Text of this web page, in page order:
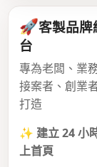
🚀客製品牌
台
專為老闆、業
接案者、創業
打造
✨ 建立 24 小
上首頁